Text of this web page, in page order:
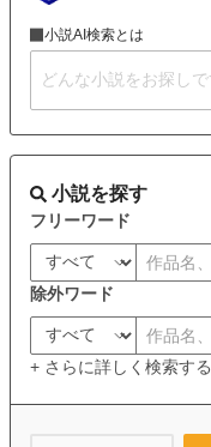
小説AI検索とは
小説を探す
フリーワード
除外ワード
+ さらに詳しく検索する